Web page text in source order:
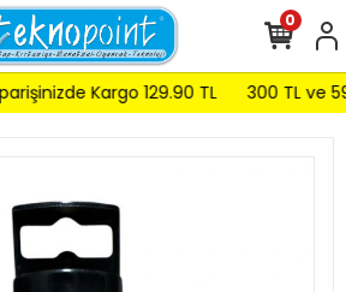
Kargo 129.90 TL 300 TL ve
0